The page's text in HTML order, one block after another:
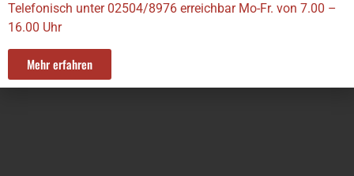
© Copyright 2026 – Design, Code & SEO by
2P&M Werbeagentur
Telefonisch unter 02504/8976 erreichbar Mo-Fr. von 7.00 –
16.00 Uhr
Mehr erfahren